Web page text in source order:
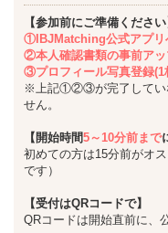
【参加前にご準備ください
①IBJMatching公式アプリ
②本人確認書類の事前アッ
③プロフィール写真登録(1
※上記①②③が完了してい
せん。
【開始時間5～10分前まで
初めての方は15分前がオ
です）
【受付はQRコードで】
QRコードは開始直前に、